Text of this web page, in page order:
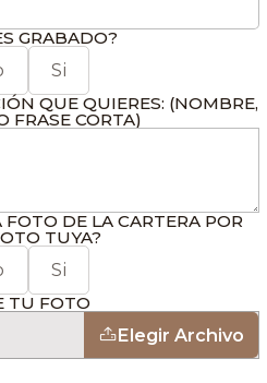
GRABADO?
Si
QUE QUIERES: (NOMBRE,
FRASE CORTA)
DE LA CARTERA POR
TUYA?
Si
TU FOTO
Elegir Archivo